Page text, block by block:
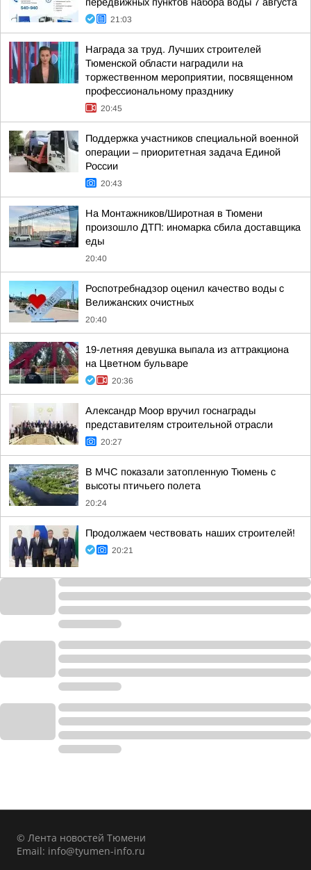
21:03
Награда за труд. Лучших строителей
Тюменской области наградили на
торжественном мероприятии, посвященном
профессиональному празднику
20:45
Поддержка участников специальной военной
операции – приоритетная задача Единой
России
20:43
На Монтажников/Широтная в Тюмени
произошло ДТП: иномарка сбила доставщика
еды
20:40
Роспотребнадзор оценил качество воды с
Велижанских очистных
20:40
19-летняя девушка выпала из аттракциона
на Цветном бульваре
20:36
Александр Моор вручил госнаграды
представителям строительной отрасли
20:27
В МЧС показали затопленную Тюмень с
высоты птичьего полета
20:24
Продолжаем чествовать наших строителей!
20:21
© Лента новостей Тюмени
Email: info@tyumen-info.ru